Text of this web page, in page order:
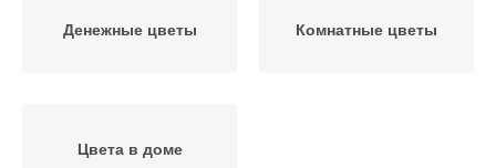
Денежные цветы Комнатные цветы
Цвета в доме